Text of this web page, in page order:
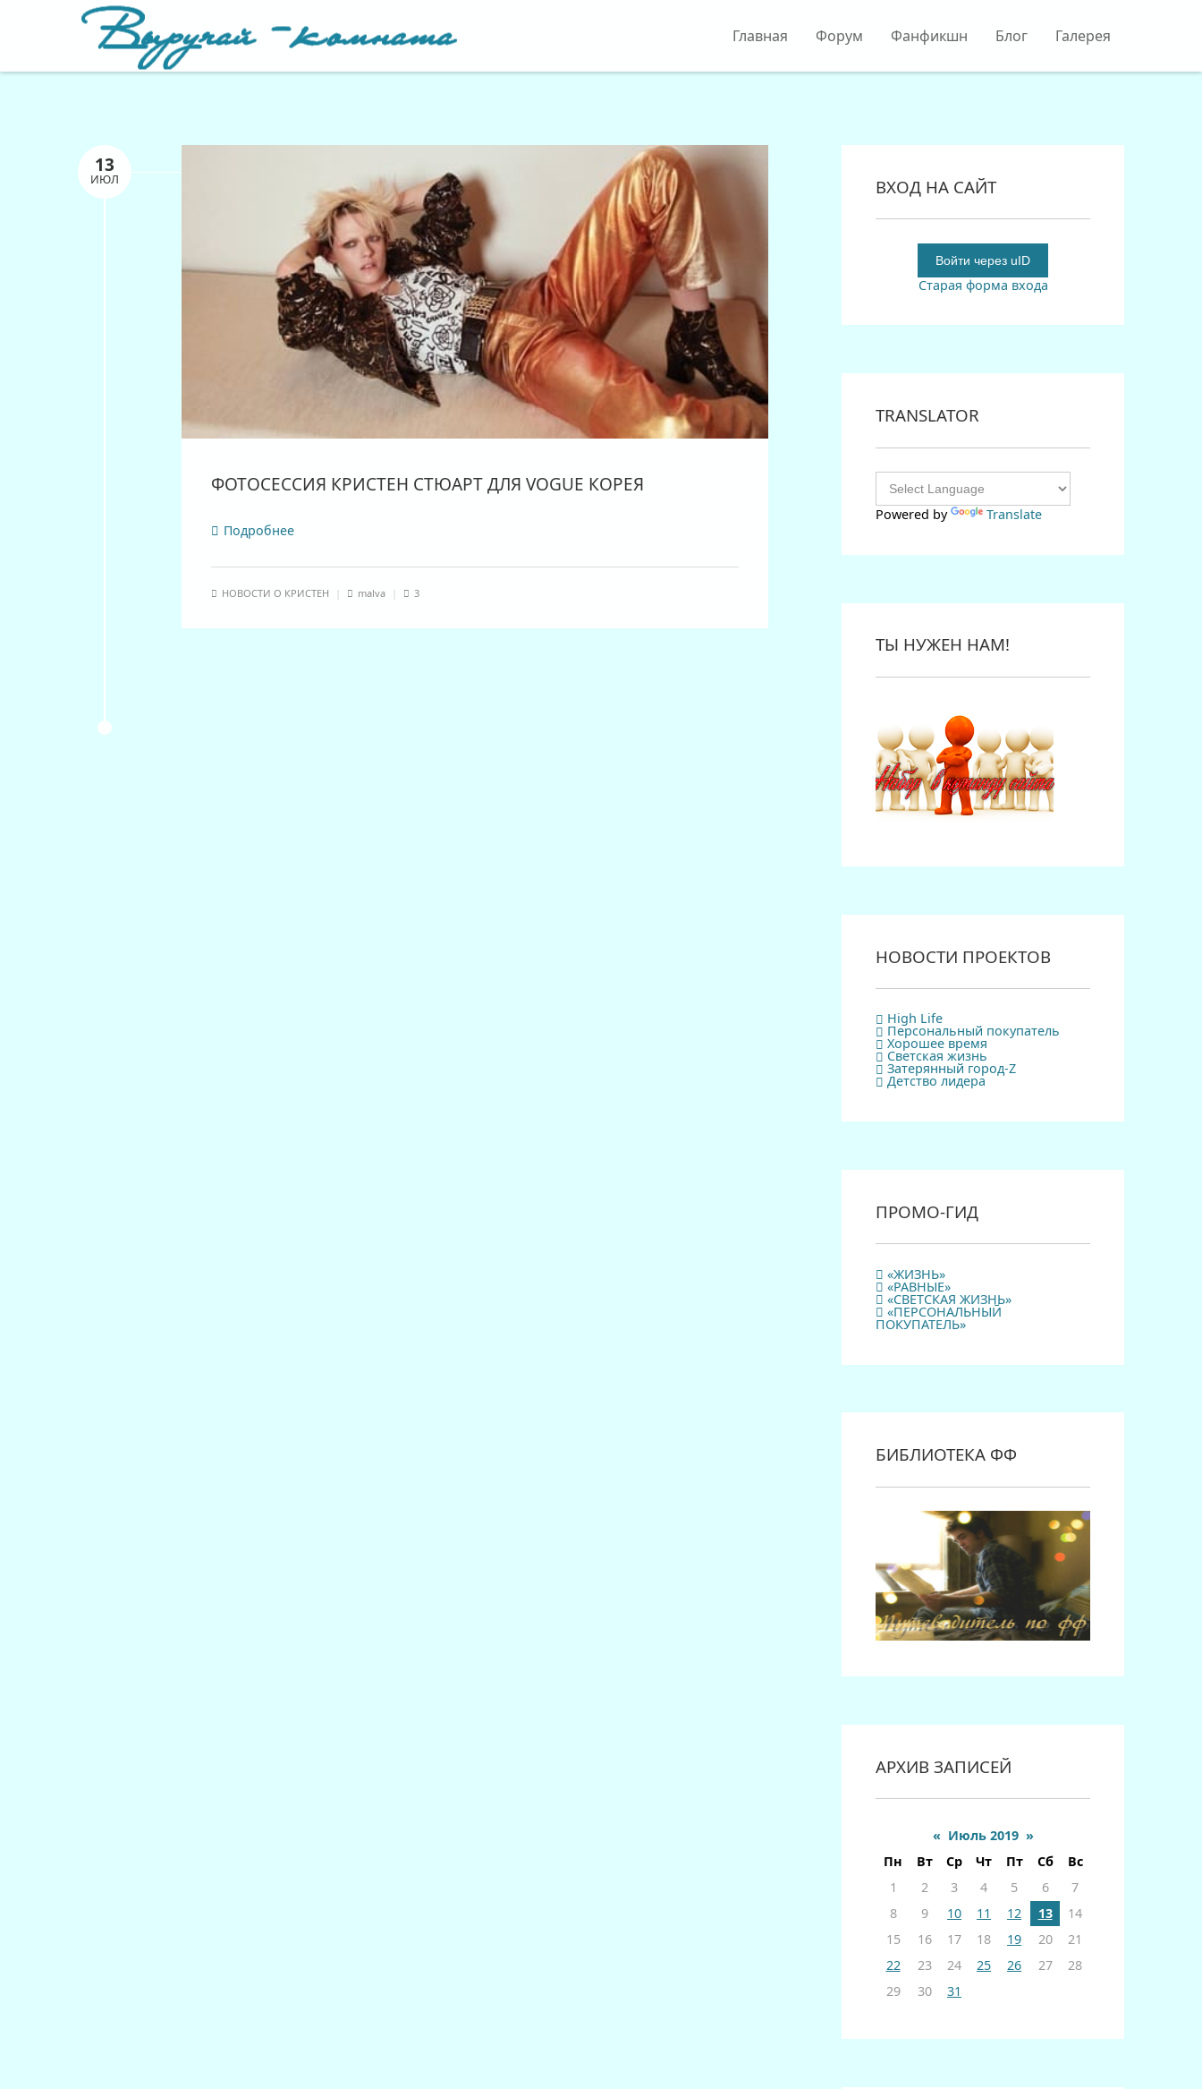
Главная Форум Фанфикшн Блог Галерея
13
ИЮЛ
ФОТОСЕССИЯ КРИСТЕН СТЮАРТ ДЛЯ VOGUE КОРЕЯ
Подробнее
НОВОСТИ О КРИСТЕН malva 3
ВХОД НА САЙТ
Войти через uID
Старая форма входа
TRANSLATOR
Powered by Translate
ТЫ НУЖЕН НАМ!
НОВОСТИ ПРОЕКТОВ
High Life
Персональный покупатель
Хорошее время
Светская жизнь
Затерянный город-Z
Детство лидера
ПРОМО-ГИД
«ЖИЗНЬ»
«РАВНЫЕ»
«СВЕТСКАЯ ЖИЗНЬ»
«ПЕРСОНАЛЬНЫЙ
ПОКУПАТЕЛЬ»
БИБЛИОТЕКА ФФ
АРХИВ ЗАПИСЕЙ
« Июль 2019 »
Пн
Вт Ср Чт Пт Сб
Вс
1
2 3 4 5 6
7
8
9 10 11 12 13
14
15
16 17 18 19 20
21
22
23 24 25 26 27
28
29
30 31